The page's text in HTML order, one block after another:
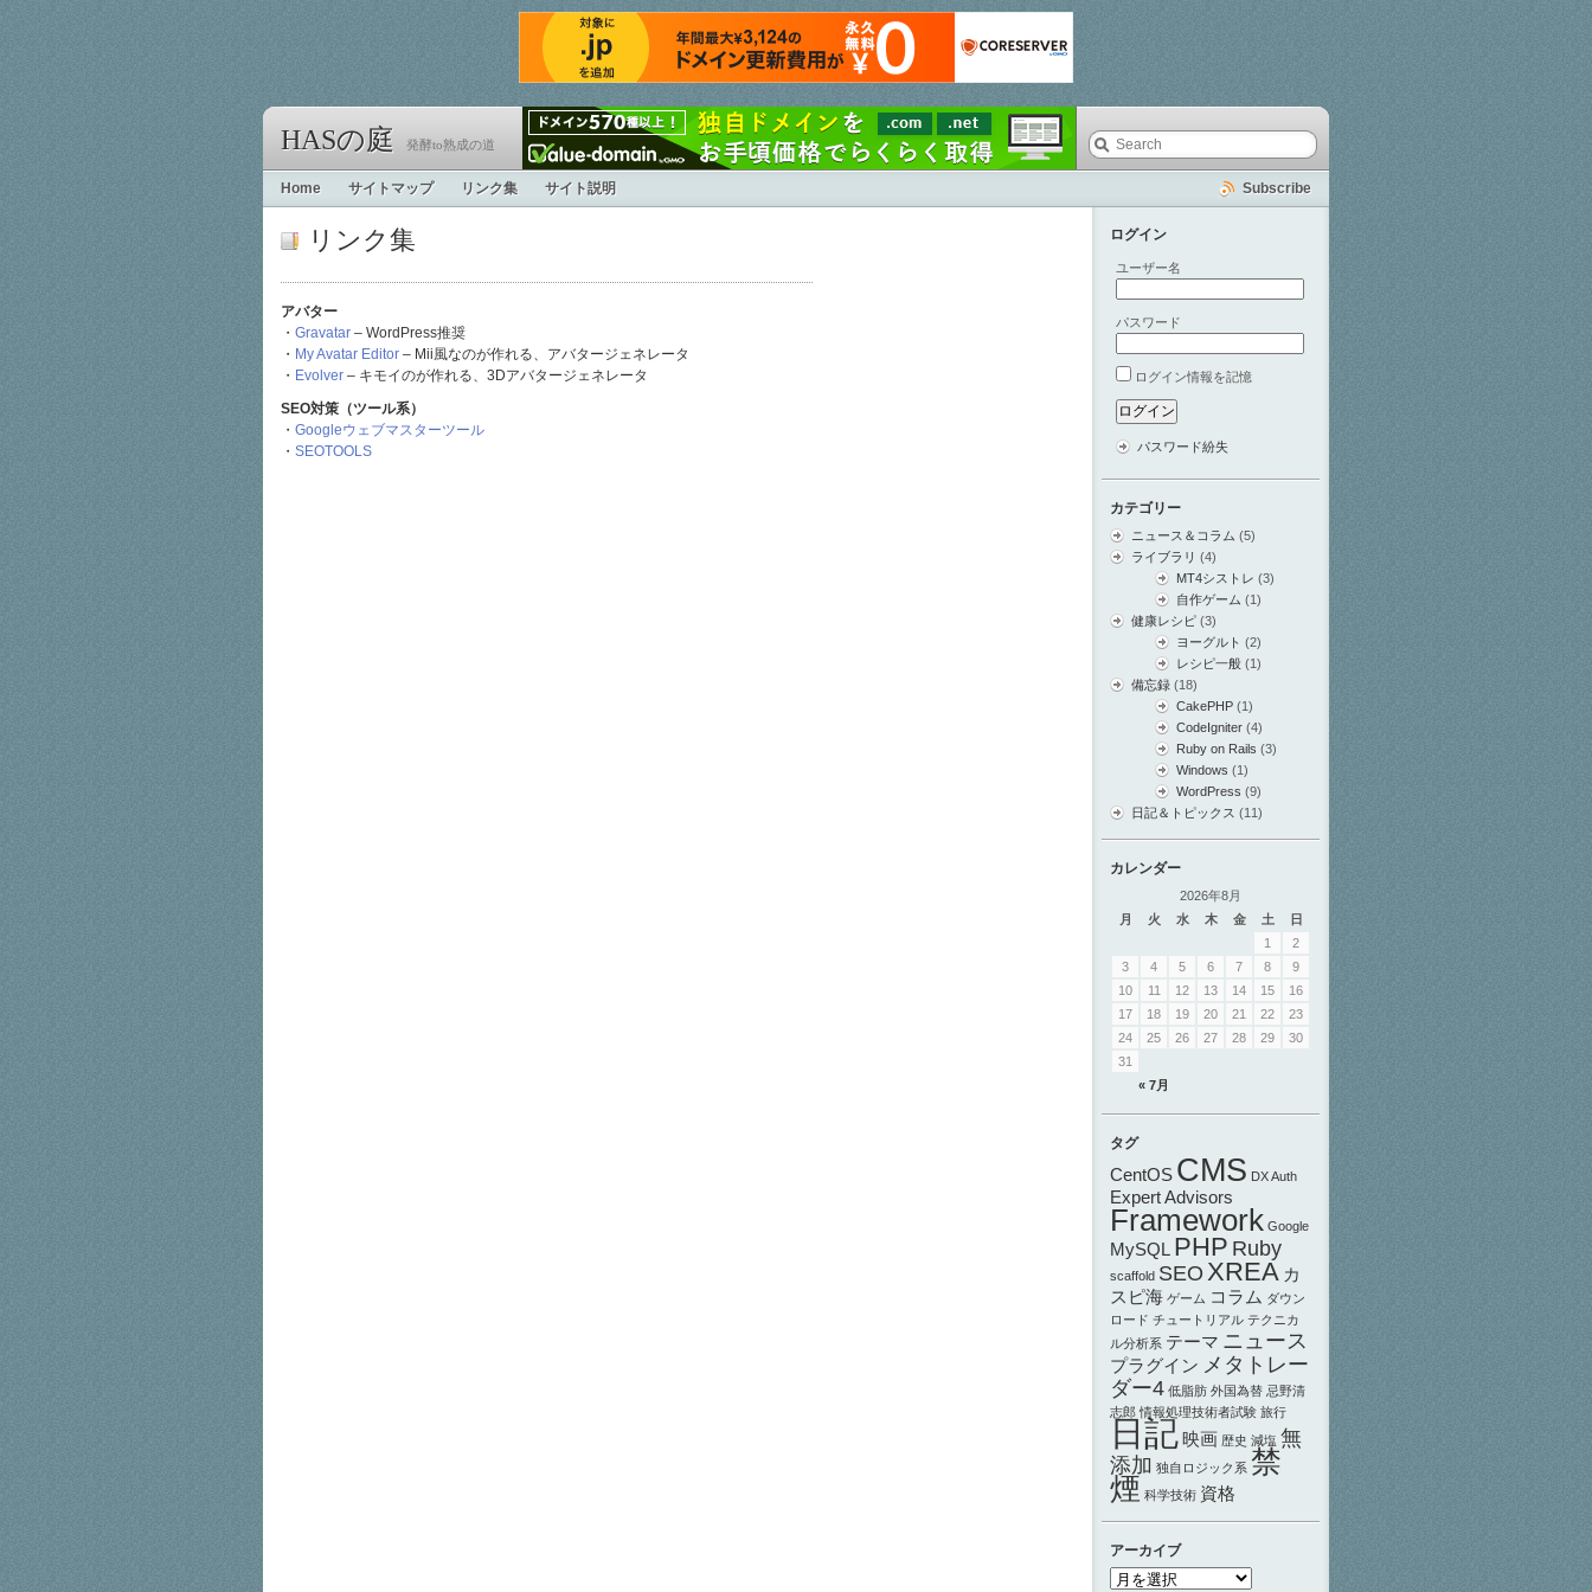
HASの庭 発酵to熟成の道
Home サイトマップ リンク集 サイト説明 Subscribe
リンク集
アバター
・ Gravatar – WordPress推奨
・ My Avatar Editor – Mii風なのが作れる、アバタージェネレータ
・ Evolver – キモイのが作れる、3Dアバタージェネレータ
SEO対策（ツール系）
・ Googleウェブマスターツール
・ SEOTOOLS
ログイン
ユーザー名
パスワード
ログイン情報を記憶
パスワード紛失
カテゴリー
ニュース＆コラム (5)
ライブラリ (4)
MT4シストレ (3)
自作ゲーム (1)
健康レシピ (3)
ヨーグルト (2)
レシピ一般 (1)
備忘録 (18)
CakePHP (1)
CodeIgniter (4)
Ruby on Rails (3)
Windows (1)
WordPress (9)
日記＆トピックス (11)
カレンダー
2026年8月
月
火 水 木 金 土 日
« 7月
1
2
3
4 5 6 7 8
9
10
11 12 13 14 15
16
17
18 19 20 21 22
23
24
25 26 27 28 29
30
31
タグ
CentOS CMS DX Auth
Expert Advisors
Framework Google
MySQL PHP Ruby
scaffold SEO XREA カ
スピ海 ゲーム コラム ダウン
ロード チュートリアル テクニカ
ル分析系 テーマ ニュース
プラグイン メタトレー
ダー4 低脂肪 外国為替 忌野清
志郎 情報処理技術者試験 旅行
日記映画 歴史 減塩 無
添加 独自ロジック系 禁
煙 科学技術 資格
アーカイブ